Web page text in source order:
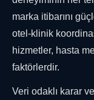
marka itibarını
otel-klinik
hizmetler, hasta
faktörlerdir.
Veri odaklı karar